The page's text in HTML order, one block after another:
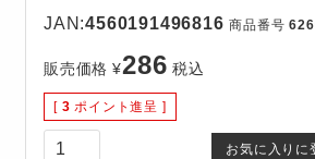
JAN:4560191496816 商品番号
販売価格 ¥286 税込
[ 3 ポイント進呈 ]
お気に入りに